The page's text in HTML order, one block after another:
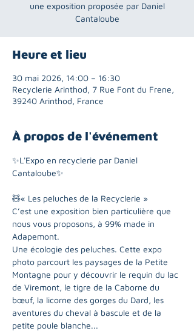
une exposition proposée par Daniel
Cantaloube
Heure et lieu
30 mai 2026, 14:00 – 16:30
Recyclerie Arinthod, 7 Rue Font du Frene,
39240 Arinthod, France
À propos de l'événement
✨L'Expo en recyclerie par Daniel
Cantaloube✨
🧸« Les peluches de la Recyclerie »
C’est une exposition bien particulière que
nous vous proposons, à 99% made in
Adapemont.
Une écologie des peluches. Cette expo
photo parcourt les paysages de la Petite
Montagne pour y découvrir le requin du lac
de Viremont, le tigre de la Caborne du
bœuf, la licorne des gorges du Dard, les
aventures du cheval à bascule et de la
petite poule blanche...